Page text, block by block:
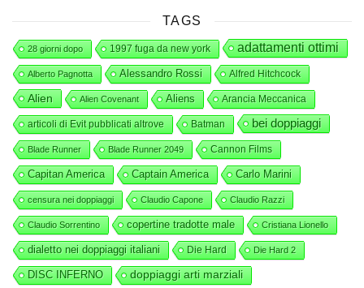
TAGS
28 giorni dopo 1997 fuga da new york adattamenti ottimi
Alberto Pagnotta Alessandro Rossi Alfred Hitchcock
Alien Alien Covenant Aliens Arancia Meccanica
articoli di Evit pubblicati altrove Batman bei doppiaggi
Blade Runner Blade Runner 2049 Cannon Films
Capitan America Captain America Carlo Marini
censura nei doppiaggi Claudio Capone Claudio Razzi
Claudio Sorrentino copertine tradotte male Cristiana Lionello
dialetto nei doppiaggi italiani Die Hard Die Hard 2
DISC INFERNO doppiaggi arti marziali